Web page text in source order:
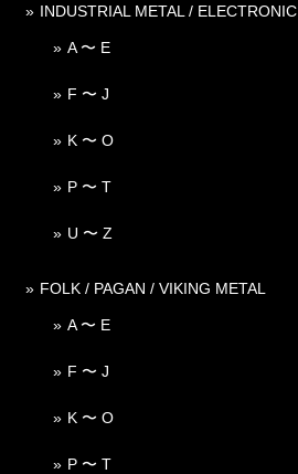
INDUSTRIAL METAL / ELECTRONIC
A 〜 E
F 〜 J
K 〜 O
P 〜 T
U 〜 Z
FOLK / PAGAN / VIKING METAL
A 〜 E
F 〜 J
K 〜 O
P 〜 T